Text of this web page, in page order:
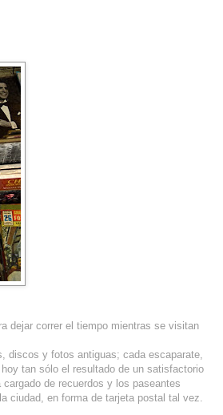
dejar correr el tiempo mientras se visitan
discos y fotos antiguas; cada escaparate,
tan sólo el resultado de un satisfactorio
de recuerdos y los paseantes
ciudad, en forma de tarjeta postal tal vez.